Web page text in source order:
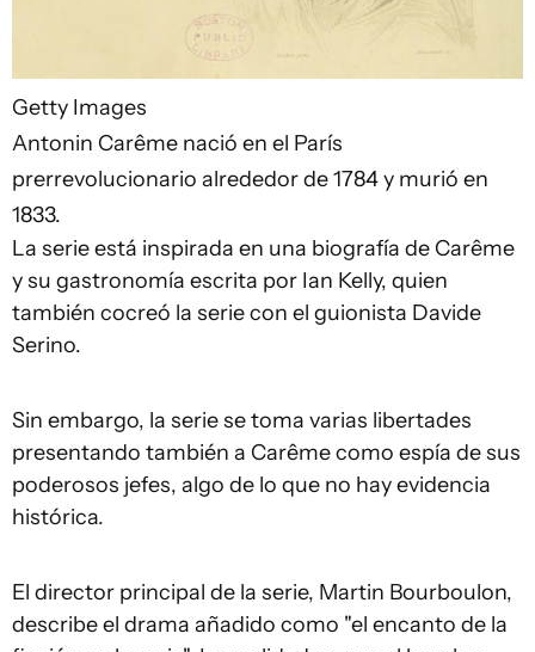
Getty Images
Antonin Carême nació en el París
prerrevolucionario alrededor de 1784 y murió en
1833.
La serie está inspirada en una biografía de Carême
y su gastronomía escrita por Ian Kelly, quien
también cocreó la serie con el guionista Davide
Serino.
Sin embargo, la serie se toma varias libertades
presentando también a Carême como espía de sus
poderosos jefes, algo de lo que no hay evidencia
histórica.
El director principal de la serie, Martin Bourboulon,
describe el drama añadido como "el encanto de la